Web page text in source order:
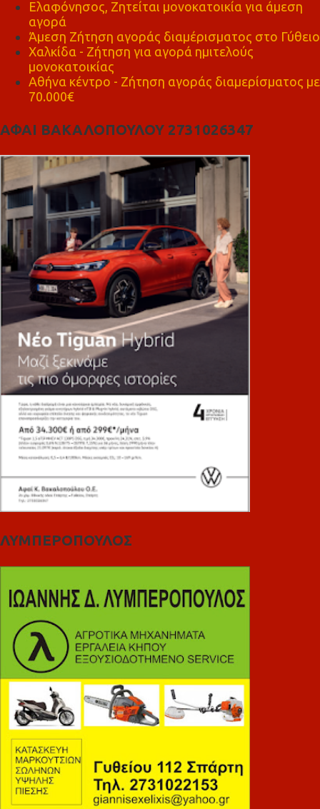
Ελαφόνησος, Ζητείται μονοκατοικία για άμεση
αγορά
Άμεση Ζήτηση αγοράς διαμέρισματος στο Γύθειο
Χαλκίδα - Ζήτηση για αγορά ημιτελούς
μονοκατοικίας
Αθήνα κέντρο - Ζήτηση αγοράς διαμερίσματος με
70.000€
ΑΦΑΙ ΒΑΚΑΛΟΠΟΥΛΟΥ 2731026347
ΛΥΜΠΕΡΟΠΟΥΛΟΣ